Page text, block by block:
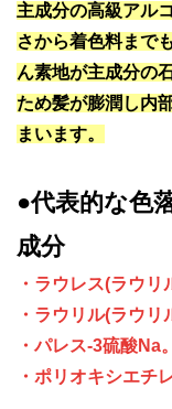
主成分の高級アル
さから着色料まで
ん素地が主成分の
ため髪が膨潤し内
まいます。
●代表的な色
成分
・ラウレス(ラウリ
・ラウリル(ラウリ
・パレス‐3硫酸Na。
・ポリオキシエチ